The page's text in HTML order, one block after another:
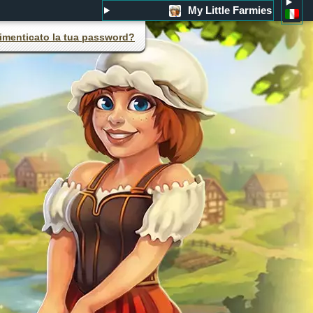
My Little Farmies
la tua password?